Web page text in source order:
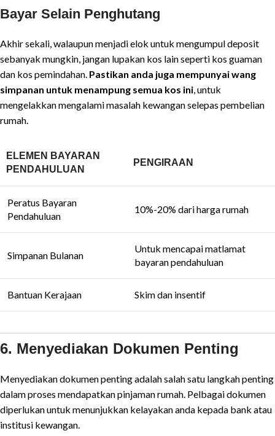
Bayar Selain Penghutang
Akhir sekali, walaupun menjadi elok untuk mengumpul deposit
sebanyak mungkin, jangan lupakan kos lain seperti kos guaman
dan kos pemindahan. Pastikan anda juga mempunyai wang
simpanan untuk menampung semua kos ini , untuk
mengelakkan mengalami masalah kewangan selepas pembelian
rumah.
ELEMEN BAYARAN
PENDAHULUAN
PENGIRAAN
Peratus Bayaran
Pendahuluan
10%-20% dari harga rumah
Simpanan Bulanan
Untuk mencapai matlamat
bayaran pendahuluan
Bantuan Kerajaan Skim dan insentif
6. Menyediakan Dokumen Penting
Menyediakan dokumen penting adalah salah satu langkah penting
dalam proses mendapatkan pinjaman rumah. Pelbagai dokumen
diperlukan untuk menunjukkan kelayakan anda kepada bank atau
institusi kewangan.